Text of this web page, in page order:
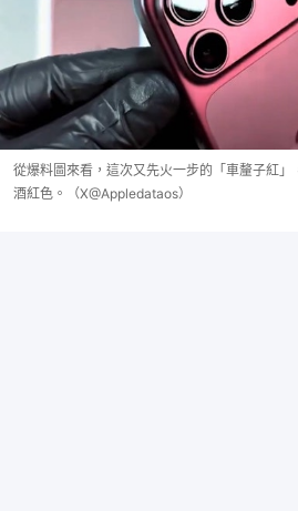
從爆料圖來看，這次又先火一步的「車釐子紅
酒紅色。（X@Appledataos）